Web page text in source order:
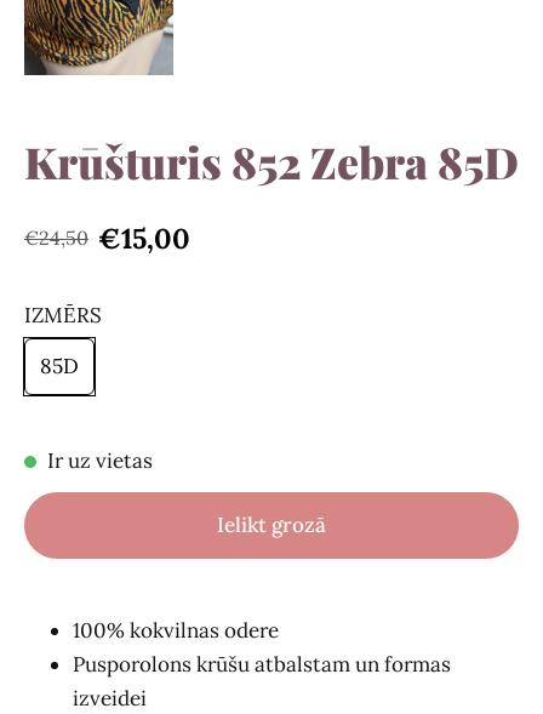
Krūšturis 852 Zebra 85D
€24,50 €15,00
IZMĒRS
85D
Ir uz vietas
Ielikt grozā
100% kokvilnas odere
Pusporolons krūšu atbalstam un formas
izveidei